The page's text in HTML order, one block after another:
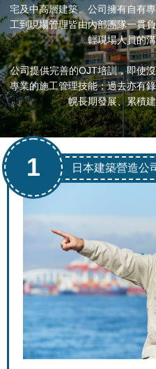
宅及中高層建築。公司擁有自有
工到現場管理皆由內部團隊一貫
輕現場人員的
公司提供完善的OJT培訓，即使
專業的施工管理技能；過去亦有
幌長期發展、累積
日本建築營造公
1